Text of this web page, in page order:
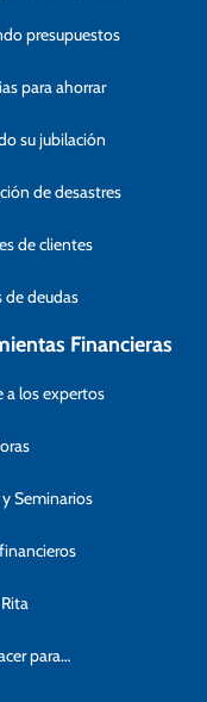
presupuestos
para ahorrar
su jubilación
de desastres
de clientes
de deudas
Financieras
a los expertos
Seminarios
para…